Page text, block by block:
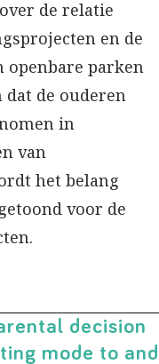
de relatie
en de
openbare parken
dat de ouderen
in
van
het belang
voor de
decision
mode to and